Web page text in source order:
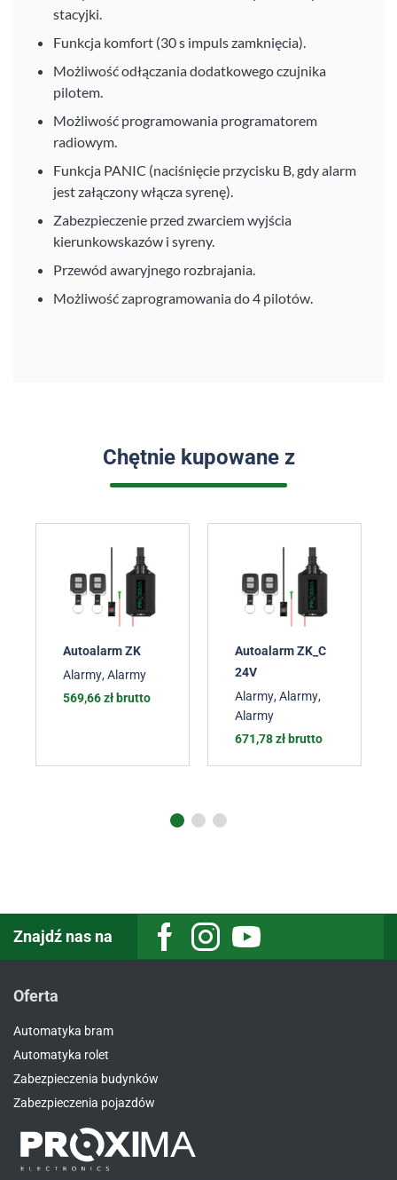
stacyjki.
Funkcja komfort (30 s impuls zamknięcia).
Możliwość odłączania dodatkowego czujnika
pilotem.
Możliwość programowania programatorem
radiowym.
Funkcja PANIC (naciśnięcie przycisku B, gdy alarm
jest załączony włącza syrenę).
Zabezpieczenie przed zwarciem wyjścia
kierunkowskazów i syreny.
Przewód awaryjnego rozbrajania.
Możliwość zaprogramowania do 4 pilotów.
Chętnie kupowane z
Autoalarm ZK
Alarmy,Alarmy
569,66zł brutto
Autoalarm ZK_C
24V
Alarmy,Alarmy,
Alarmy
671,78zł brutto
Znajdź nas na
Oferta
Automatyka bram
Automatyka rolet
Zabezpieczenia budynków
Zabezpieczenia pojazdów